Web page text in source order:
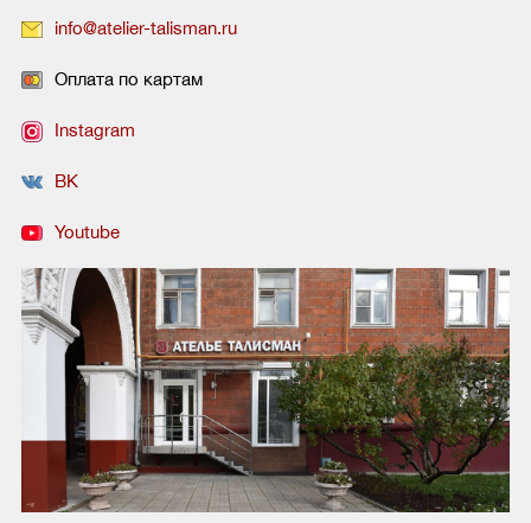
info@atelier-talisman.ru
Оплата по картам
Instagram
ВК
Youtube